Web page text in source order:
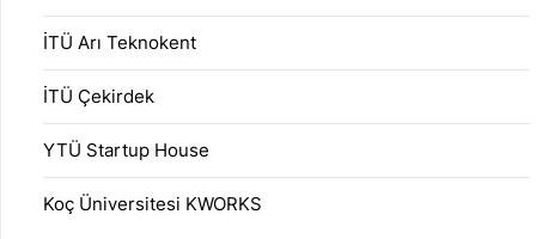
İTÜ Arı Teknokent
İTÜ Çekirdek
YTÜ Startup House
Koç Üniversitesi KWORKS